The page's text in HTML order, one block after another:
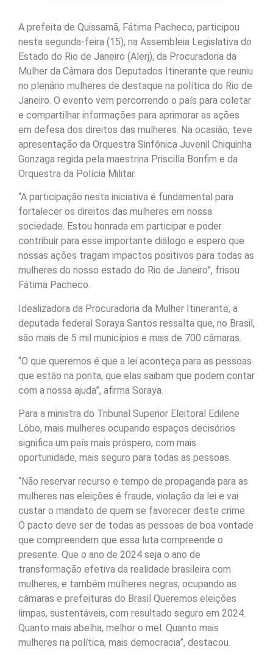
A prefeita de Quissamã, Fátima Pacheco, participou
nesta segunda-feira (15), na Assembleia Legislativa do
Estado do Rio de Janeiro (Alerj), da Procuradoria da
Mulher da Câmara dos Deputados Itinerante que reuniu
no plenário mulheres de destaque na política do Rio de
Janeiro. O evento vem percorrendo o país para coletar
e compartilhar informações para aprimorar as ações
em defesa dos direitos das mulheres. Na ocasião, teve
apresentação da Orquestra Sinfônica Juvenil Chiquinha
Gonzaga regida pela maestrina Priscilla Bonfim e da
Orquestra da Polícia Militar.
“A participação nesta iniciativa é fundamental para
fortalecer os direitos das mulheres em nossa
sociedade. Estou honrada em participar e poder
contribuir para esse importante diálogo e espero que
nossas ações tragam impactos positivos para todas as
mulheres do nosso estado do Rio de Janeiro”, frisou
Fátima Pacheco.
Idealizadora da Procuradoria da Mulher Itinerante, a
deputada federal Soraya Santos ressalta que, no Brasil,
são mais de 5 mil municípios e mais de 700 câmaras.
“O que queremos é que a lei aconteça para as pessoas
que estão na ponta, que elas saibam que podem contar
com a nossa ajuda”, afirma Soraya.
Para a ministra do Tribunal Superior Eleitoral Edilene
Lôbo, mais mulheres ocupando espaços decisórios
significa um país mais próspero, com mais
oportunidade, mais seguro para todas as pessoas.
“Não reservar recurso e tempo de propaganda para as
mulheres nas eleições é fraude, violação da lei e vai
custar o mandato de quem se favorecer deste crime.
O pacto deve ser de todas as pessoas de boa vontade
que compreendem que essa luta compreende o
presente. Que o ano de 2024 seja o ano de
transformação efetiva da realidade brasileira com
mulheres, e também mulheres negras, ocupando as
câmaras e prefeituras do Brasil Queremos eleições
limpas, sustentáveis, com resultado seguro em 2024.
Quanto mais abelha, melhor o mel. Quanto mais
mulheres na política, mais democracia”, destacou.